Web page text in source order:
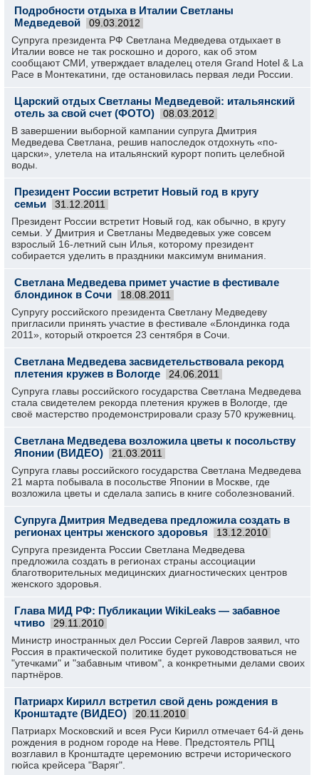
Подробности отдыха в Италии Светланы
Медведевой
09.03.2012
Супруга президента РФ Светлана Медведева отдыхает в
Италии вовсе не так роскошно и дорого, как об этом
сообщают СМИ, утверждает владелец отеля Grand Hotel & La
Pace в Монтекатини, где остановилась первая леди России.
Царский отдых Светланы Медведевой: итальянский
отель за свой счет (ФОТО)
08.03.2012
В завершении выборной кампании супруга Дмитрия
Медведева Светлана, решив напоследок отдохнуть «по-
царски», улетела на итальянский курорт попить целебной
воды.
Президент России встретит Новый год в кругу
семьи
31.12.2011
Президент России встретит Новый год, как обычно, в кругу
семьи. У Дмитрия и Светланы Медведевых уже совсем
взрослый 16-летний сын Илья, которому президент
собирается уделить в праздники максимум внимания.
Светлана Медведева примет участие в фестивале
блондинок в Сочи
18.08.2011
Супругу российского президента Светлану Медведеву
пригласили принять участие в фестивале «Блондинка года
2011», который откроется 23 сентября в Сочи.
Светлана Медведева засвидетельствовала рекорд
плетения кружев в Вологде
24.06.2011
Супруга главы российского государства Светлана Медведева
стала свидетелем рекорда плетения кружев в Вологде, где
своё мастерство продемонстрировали сразу 570 кружевниц.
Светлана Медведева возложила цветы к посольству
Японии (ВИДЕО)
21.03.2011
Супруга главы российского государства Светлана Медведева
21 марта побывала в посольстве Японии в Москве, где
возложила цветы и сделала запись в книге соболезнований.
Супруга Дмитрия Медведева предложила создать в
регионах центры женского здоровья
13.12.2010
Супруга президента России Светлана Медведева
предложила создать в регионах страны ассоциации
благотворительных медицинских диагностических центров
женского здоровья.
Глава МИД РФ: Публикации WikiLeaks — забавное
чтиво
29.11.2010
Министр иностранных дел России Сергей Лавров заявил, что
Россия в практической политике будет руководствоваться не
"утечками" и "забавным чтивом", а конкретными делами своих
партнёров.
Патриарх Кирилл встретил свой день рождения в
Кронштадте (ВИДЕО)
20.11.2010
Патриарх Московский и всея Руси Кирилл отмечает 64-й день
рождения в родном городе на Неве. Предстоятель РПЦ
возглавил в Кронштадте церемонию встречи исторического
гюйса крейсера "Варяг".